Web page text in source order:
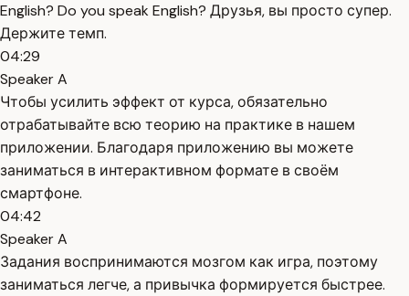
English? Do you speak English? Друзья, вы просто супер.
Держите темп.
04:29
Speaker A
Чтобы усилить эффект от курса, обязательно
отрабатывайте всю теорию на практике в нашем
приложении. Благодаря приложению вы можете
заниматься в интерактивном формате в своём
смартфоне.
04:42
Speaker A
Задания воспринимаются мозгом как игра, поэтому
заниматься легче, а привычка формируется быстрее.